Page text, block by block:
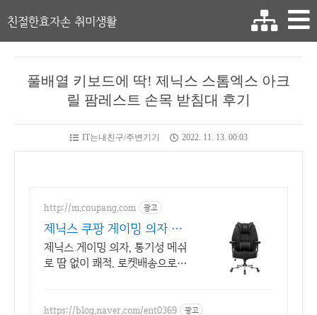
친절한효자손 취미생활
풀배열 키보드에 딱! 제닉스 스톰엑스 아크
릴 팜레스트 손목 받침대 후기
IT는내친구/주변기기 2022. 11. 13. 00:03
http://m.coupang.com 광고
제닉스 쿠팡 게이밍 의자 전
문
제닉스 게이밍 의자, 통기성 메쉬
로 땀 없이 쾌적. 로켓배송으로
걱정 끝.
https://blog.naver.com/ent0369 광고